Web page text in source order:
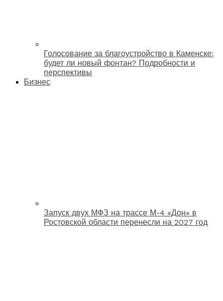
Голосование за благоустройство в Каменске:
будет ли новый фонтан? Подробности и
перспективы
Бизнес
Запуск двух МФЗ на трассе М-4 «Дон» в
Ростовской области перенесли на 2027 год